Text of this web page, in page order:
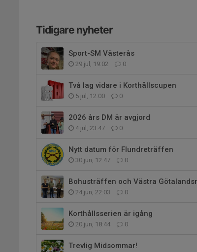
Tidigare nyheter
Sport-SM Västerås
29 jul, 19:02 0
Två lag vidare i Korthållscupen
5 jul, 12:00 0
2026 års DM är avgjord
4 jul, 23:47 0
Nytt datum för Flundreträffen
30 jun, 12:47 0
Bohusträffen och Västra
24 jun, 22:03 0
Korthållsserien är igång
20 jun, 18:44 0
Trevlig Midsommar!